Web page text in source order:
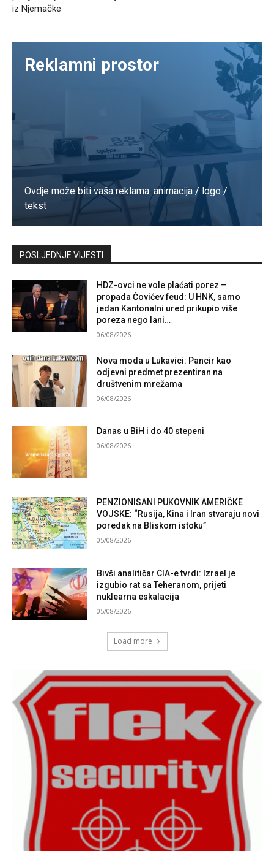
iz Njemačke
Reklamni prostor
Ovdje može biti vaša reklama. animacija / logo /
tekst
Kontaktirajte nas
POSLJEDNJE VIJESTI
HDZ-ovci ne vole plaćati porez –
propada Čovićev feud: U HNK, samo
jedan Kantonalni ured prikupio više
poreza nego lani…
06/08/2026
Nova moda u Lukavici: Pancir kao
odjevni predmet prezentiran na
društvenim mrežama
06/08/2026
Danas u BiH i do 40 stepeni
06/08/2026
PENZIONISANI PUKOVNIK AMERIČKE
VOJSKE: “Rusija, Kina i Iran stvaraju novi
poredak na Bliskom istoku”
05/08/2026
Bivši analitičar CIA-e tvrdi: Izrael je
izgubio rat sa Teheranom, prijeti
nuklearna eskalacija
05/08/2026
Load more